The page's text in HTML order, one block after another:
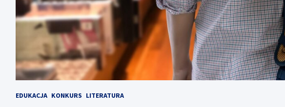
EDUKACJA KONKURS LITERATURA